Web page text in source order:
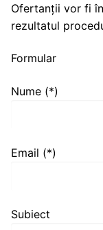
Ofertanții vor fi
rezultatul
Formular
Nume (*)
Email (*)
Subiect